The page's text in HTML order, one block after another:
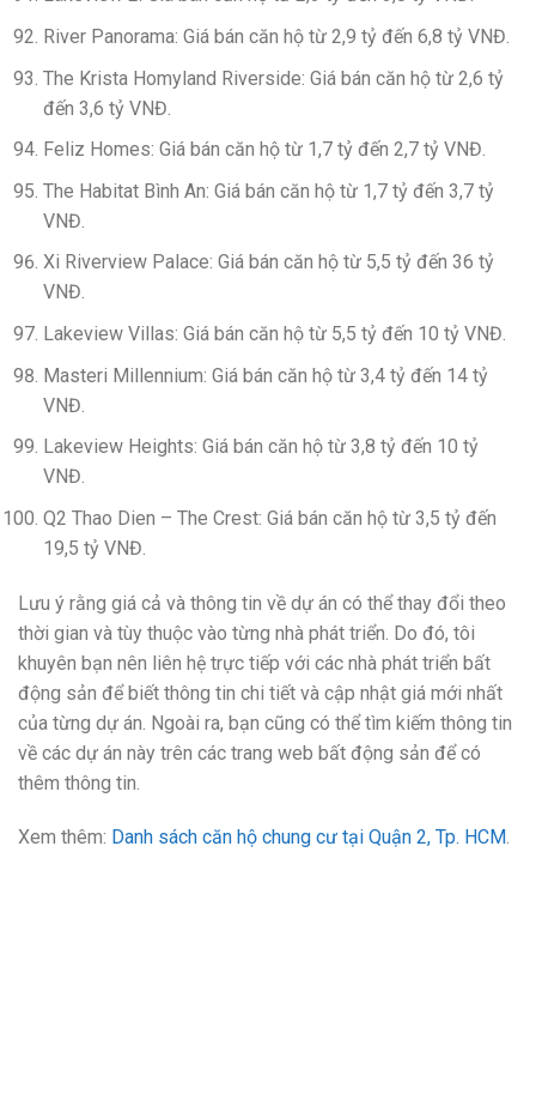
River Panorama: Giá bán căn hộ từ 2,9 tỷ đến 6,8 tỷ VNĐ.
The Krista Homyland Riverside: Giá bán căn hộ từ 2,6 tỷ
đến 3,6 tỷ VNĐ.
Feliz Homes: Giá bán căn hộ từ 1,7 tỷ đến 2,7 tỷ VNĐ.
The Habitat Bình An: Giá bán căn hộ từ 1,7 tỷ đến 3,7 tỷ
VNĐ.
Xi Riverview Palace: Giá bán căn hộ từ 5,5 tỷ đến 36 tỷ
VNĐ.
Lakeview Villas: Giá bán căn hộ từ 5,5 tỷ đến 10 tỷ VNĐ.
Masteri Millennium: Giá bán căn hộ từ 3,4 tỷ đến 14 tỷ
VNĐ.
Lakeview Heights: Giá bán căn hộ từ 3,8 tỷ đến 10 tỷ
VNĐ.
Q2 Thao Dien – The Crest: Giá bán căn hộ từ 3,5 tỷ đến
19,5 tỷ VNĐ.
Lưu ý rằng giá cả và thông tin về dự án có thể thay đổi theo
thời gian và tùy thuộc vào từng nhà phát triển. Do đó, tôi
khuyên bạn nên liên hệ trực tiếp với các nhà phát triển bất
động sản để biết thông tin chi tiết và cập nhật giá mới nhất
của từng dự án. Ngoài ra, bạn cũng có thể tìm kiếm thông tin
về các dự án này trên các trang web bất động sản để có
thêm thông tin.
Xem thêm: Danh sách căn hộ chung cư tại Quận 2, Tp. HCM.